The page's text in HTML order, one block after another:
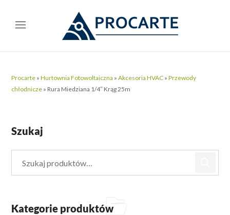
Procarte »Hurtownia Fotowoltaiczna »Akcesoria HVAC »Przewody
chłodnicze » Rura Miedziana 1/4″ Krąg 25m
Szukaj
Kategorie produktów